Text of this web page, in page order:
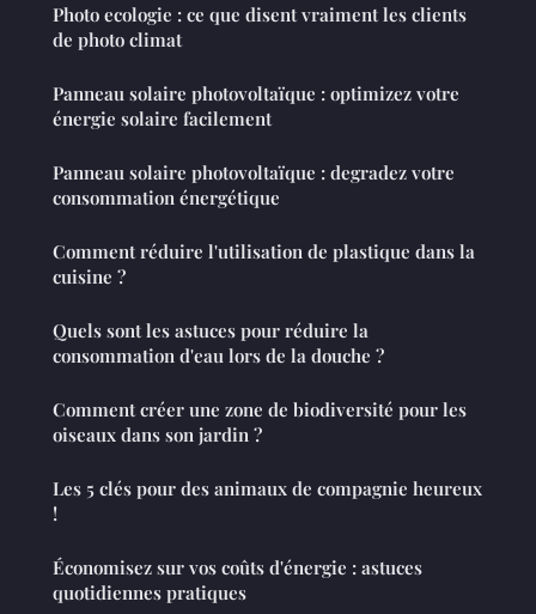
Photo ecologie : ce que disent vraiment les clients
de photo climat
Panneau solaire photovoltaïque : optimizez votre
énergie solaire facilement
Panneau solaire photovoltaïque : degradez votre
consommation énergétique
Comment réduire l'utilisation de plastique dans la
cuisine ?
Quels sont les astuces pour réduire la
consommation d'eau lors de la douche ?
Comment créer une zone de biodiversité pour les
oiseaux dans son jardin ?
Les 5 clés pour des animaux de compagnie heureux
!
Économisez sur vos coûts d'énergie : astuces
quotidiennes pratiques